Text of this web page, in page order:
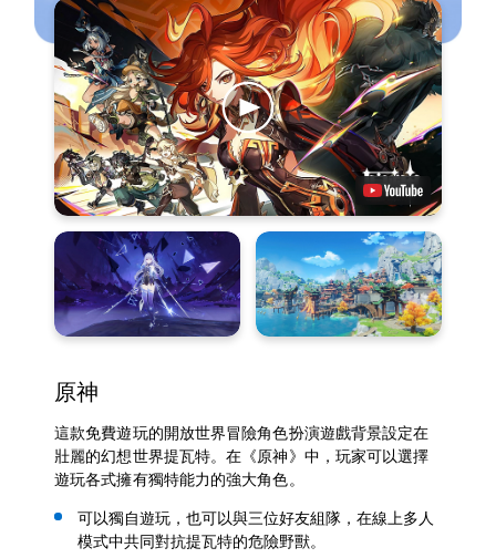
原神
這款免費遊玩的開放世界冒險角色扮演遊戲背景設定在
壯麗的幻想世界提瓦特。在《原神》中，玩家可以選擇
遊玩各式擁有獨特能力的強大角色。
可以獨自遊玩，也可以與三位好友組隊，在線上多人
模式中共同對抗提瓦特的危險野獸。